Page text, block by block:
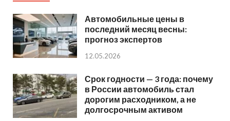
Автомобильные цены в
последний месяц весны:
прогноз экспертов
12.05.2026
Срок годности — 3 года: почему
в России автомобиль стал
дорогим расходником, а не
долгосрочным активом